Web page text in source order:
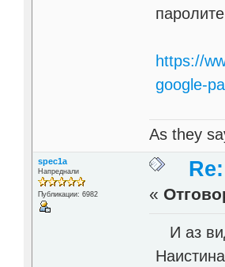
https://
google-
As they
spec1a
Напреднали
Публикации: 6982 «
И аз